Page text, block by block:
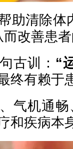
助清除体
而改善患
古训： “
终有赖于
气机通
和疾病本